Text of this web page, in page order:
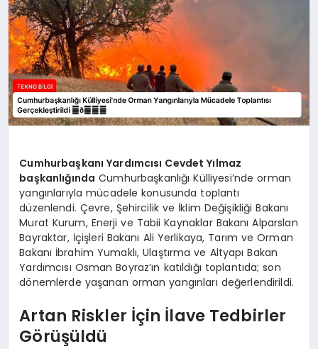
Cumhurbaşkanı Yardımcısı Cevdet Yılmaz
başkanlığında Cumhurbaşkanlığı Külliyesi’nde orman
yangınlarıyla mücadele konusunda toplantı
düzenlendi. Çevre, Şehircilik ve İklim Değişikliği Bakanı
Murat Kurum, Enerji ve Tabii Kaynaklar Bakanı Alparslan
Bayraktar, İçişleri Bakanı Ali Yerlikaya, Tarım ve Orman
Bakanı İbrahim Yumaklı, Ulaştırma ve Altyapı Bakan
Yardımcısı Osman Boyraz’ın katıldığı toplantıda; son
dönemlerde yaşanan orman yangınları değerlendirildi.
Artan Riskler İçin İlave Tedbirler
Görüşüldü